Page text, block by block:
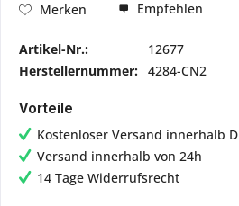
Merken Empfehlen
Artikel-Nr.:
12677
Herstellernummer: 4284-CN2
Vorteile
Kostenloser Versand innerhalb D
Versand innerhalb von 24h
14 Tage Widerrufsrecht